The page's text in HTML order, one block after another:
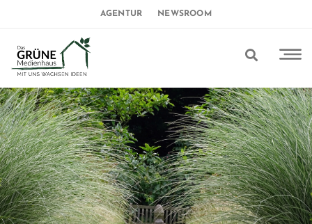
AGENTUR NEWSROOM